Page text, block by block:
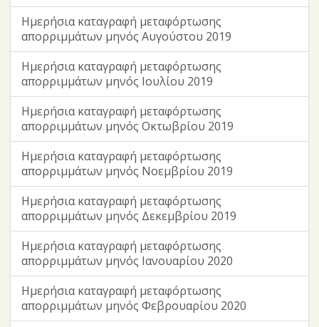
Ημερήσια καταγραφή μεταφόρτωσης
απορριμμάτων μηνός Αυγούστου 2019
Ημερήσια καταγραφή μεταφόρτωσης
απορριμμάτων μηνός Ιουλίου 2019
Ημερήσια καταγραφή μεταφόρτωσης
απορριμμάτων μηνός Οκτωβρίου 2019
Ημερήσια καταγραφή μεταφόρτωσης
απορριμμάτων μηνός Νοεμβρίου 2019
Ημερήσια καταγραφή μεταφόρτωσης
απορριμμάτων μηνός Δεκεμβρίου 2019
Ημερήσια καταγραφή μεταφόρτωσης
απορριμμάτων μηνός Ιανουαρίου 2020
Ημερήσια καταγραφή μεταφόρτωσης
απορριμμάτων μηνός Φεβρουαρίου 2020